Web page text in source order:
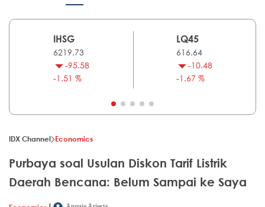
IHSG
6219.73
-95.58
-1.51 %
LQ45
616.64
-10.48
-1.67 %
IDX Channel Economics
Purbaya soal Usulan Diskon Tarif Listrik
Daerah Bencana: Belum Sampai ke Saya